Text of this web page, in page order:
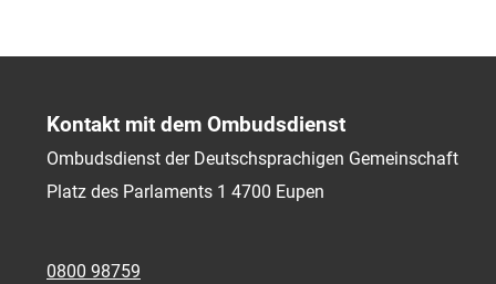
Kontakt mit dem Ombudsdienst
Ombudsdienst der Deutschsprachigen Gemeinschaft
Platz des Parlaments 1 4700 Eupen
0800 98759